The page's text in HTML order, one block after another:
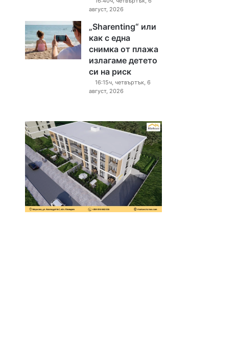
август, 2026
„Sharenting“ или
как с една
снимка от плажа
излагаме детето
си на риск
16:15ч, четвъртък, 6
август, 2026